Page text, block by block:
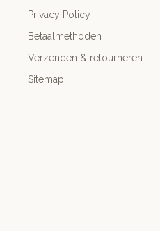
Privacy Policy
Betaalmethoden
Verzenden & retourneren
Sitemap